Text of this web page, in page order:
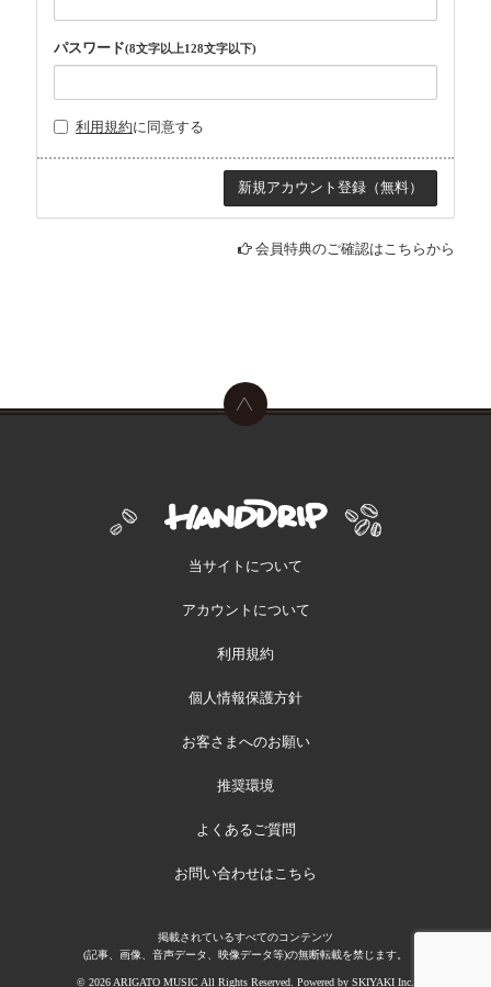
パスワード(8文字以上128文字以下)
利用規約に同意する
会員特典のご確認はこちらから
当サイトについて
アカウントについて
利用規約
個人情報保護方針
お客さまへのお願い
推奨環境
よくあるご質問
お問い合わせはこちら
掲載されているすべてのコンテンツ
(記事、画像、音声データ、映像データ等)の無断転載を禁じます。
© 2026 ARIGATO MUSIC All Rights Reserved. Powered by SKIYAKI Inc.